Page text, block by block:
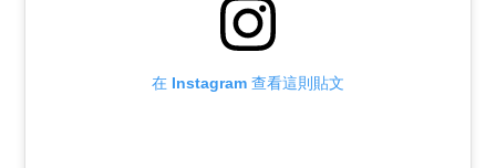
在 Instagram 查看這則貼文